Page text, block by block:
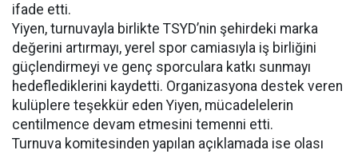
ifade etti.
Yiyen, turnuvayla birlikte TSYD’nin şehirdeki marka
değerini artırmayı, yerel spor camiasıyla iş birliğini
güçlendirmeyi ve genç sporculara katkı sunmayı
hedeflediklerini kaydetti. Organizasyona destek veren
kulüplere teşekkür eden Yiyen, mücadelelerin
centilmence devam etmesini temenni etti.
Turnuva komitesinden yapılan açıklamada ise olası